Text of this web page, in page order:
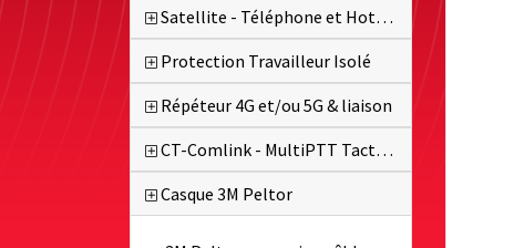
Satellite - Téléphone et Hotspot
Protection Travailleur Isolé
Répéteur 4G et/ou 5G & liaison
CT-Comlink - MultiPTT Tactique
Casque 3M Peltor